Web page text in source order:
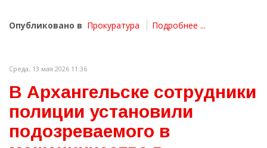
Опубликовано в Прокуратура Подробнее ...
Среда, 13 мая 2026 11:36
В Архангельске сотрудники
полиции установили
подозреваемого в